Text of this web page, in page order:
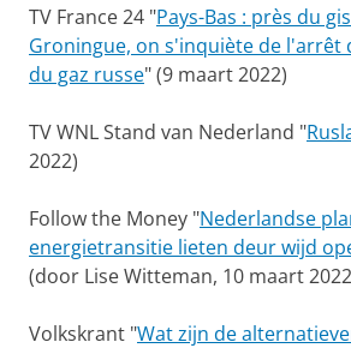
TV France 24 "Pays-Bas : près du
Groningue, on s'inquiète de
du gaz russe" (9 maart 2022)
TV WNL Stand van Nederland "
2022)
Follow the Money "Nederlandse
energietransitie lieten deur wijd
(door Lise Witteman, 10 maart
Volkskrant "Wat zijn de